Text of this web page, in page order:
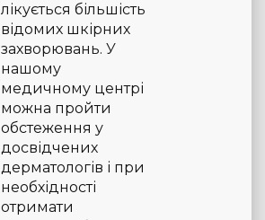
лікується більшість
відомих шкірних
захворювань. У
нашому
медичному центрі
можна пройти
обстеження у
досвідчених
дерматологів і при
необхідності
отримати